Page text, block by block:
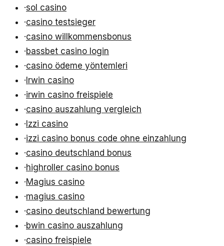
·sol casino
·casino testsieger
·casino willkommensbonus
·bassbet casino login
·casino ödeme yöntemleri
· Irwin casino
·irwin casino freispiele
·casino auszahlung vergleich
· Izzi casino
·izzi casino bonus code ohne einzahlung
·casino deutschland bonus
·highroller casino bonus
·Magius casino
·magius casino
·casino deutschland bewertung
·bwin casino auszahlung
·casino freispiele